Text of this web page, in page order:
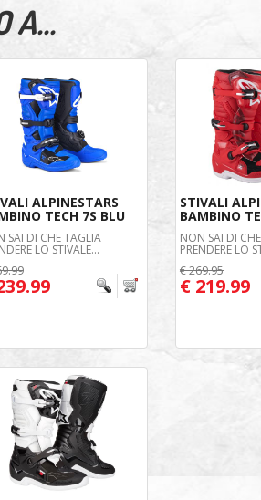
A...
ALPINESTARS
TECH 7S BLU
SAI DI CHE TAGLIA
LO STIVALE...
STIVALI
BAMBINO
NON SAI DI
PRENDERE LO
€ 269.95
€ 219.99